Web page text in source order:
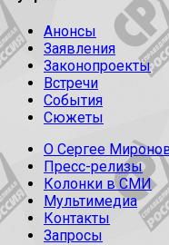
Анонсы
Заявления
Законопроекты
Встречи
События
Сюжеты
О Сергее
Пресс-релизы
Колонки в СМИ
Мультимедиа
Контакты
Запросы